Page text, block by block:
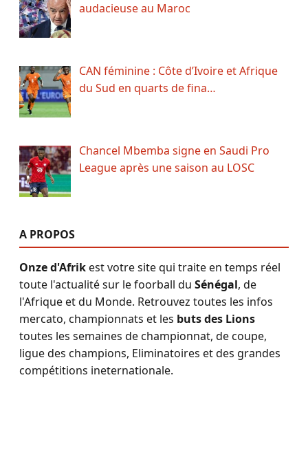
audacieuse au Maroc
CAN féminine : Côte d’Ivoire et Afrique
du Sud en quarts de fina…
Chancel Mbemba signe en Saudi Pro
League après une saison au LOSC
A PROPOS
Onze d'Afrikest votre site qui traite en temps réel
toute l'actualité sur le foorball du Sénégal, de
l'Afrique et du Monde. Retrouvez toutes les infos
mercato, championnats et les buts des Lions
toutes les semaines de championnat, de coupe,
ligue des champions, Eliminatoires et des grandes
compétitions ineternationale.